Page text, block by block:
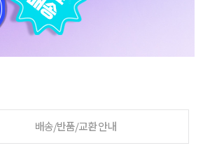
배송/반품/교환 안내